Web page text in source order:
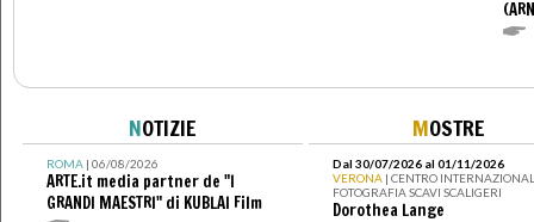
NOTIZIE
ROMA| 06/08/2026
ARTE.it media partner de "I
GRANDI MAESTRI" di KUBLAI Film
MOSTRE
Dal 30/07/2026 al 01/11/2026
VERONA | CENTRO
FOTOGRAFIA SCAVI SCALIGERI
Dorothea Lange